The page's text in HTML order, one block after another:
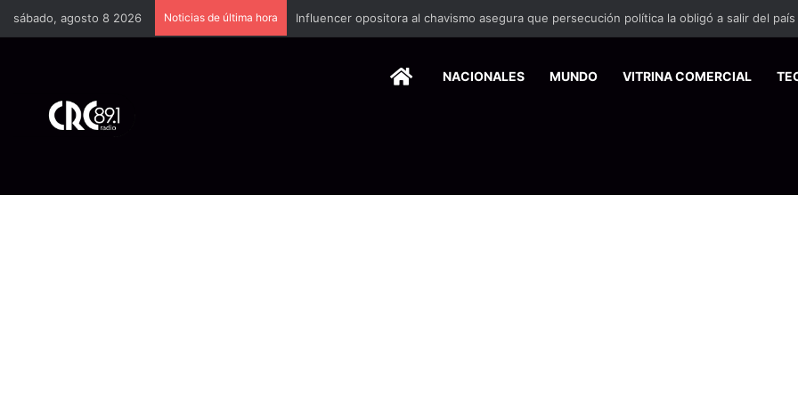
sábado, agosto 8 2026 Noticias de última hora
HOMENACIONALES MUNDO VITRINA COMERCIAL